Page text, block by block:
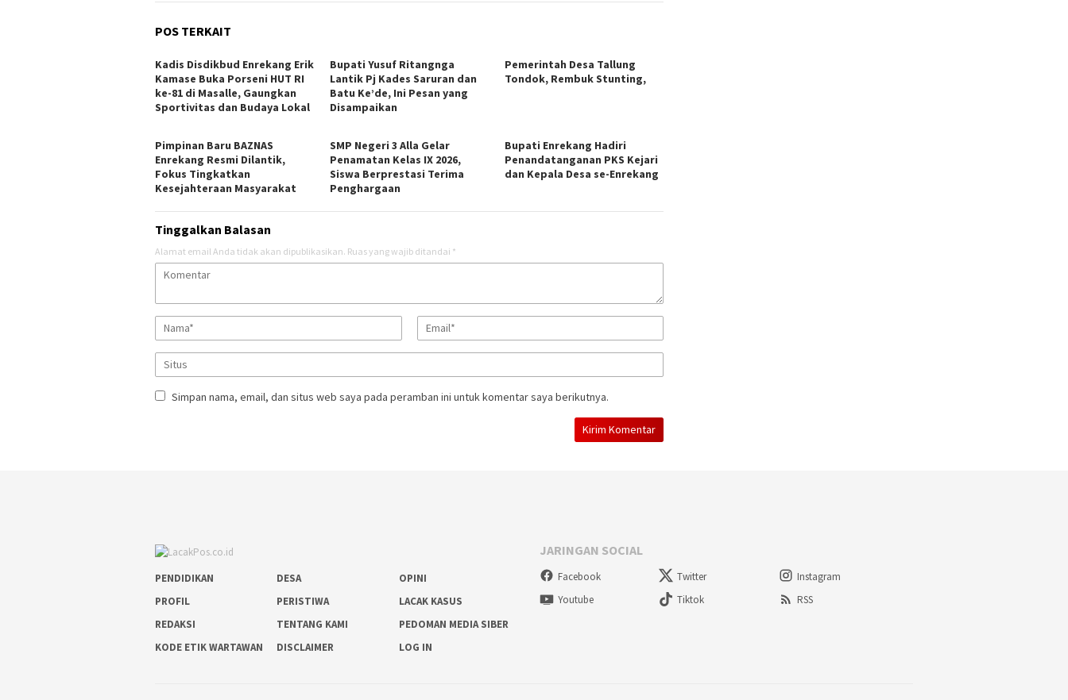
POS TERKAIT
Kadis Disdikbud Enrekang Erik
Kamase Buka Porseni HUT RI
ke-81 di Masalle, Gaungkan
Sportivitas dan Budaya Lokal
Bupati Yusuf Ritangnga
Lantik Pj Kades Saruran dan
Batu Ke’de, Ini Pesan yang
Disampaikan
Pemerintah Desa Tallung
Tondok, Rembuk Stunting,
Pimpinan Baru BAZNAS
Enrekang Resmi Dilantik,
Fokus Tingkatkan
Kesejahteraan Masyarakat
SMP Negeri 3 Alla Gelar
Penamatan Kelas IX 2026,
Siswa Berprestasi Terima
Penghargaan
Bupati Enrekang Hadiri
Penandatanganan PKS Kejari
dan Kepala Desa se-Enrekang
Tinggalkan Balasan
Alamat email Anda tidak akan dipublikasikan. Ruas yang wajib ditandai *
Simpan nama, email, dan situs web saya pada peramban ini untuk komentar saya berikutnya.
PENDIDIKAN DESA
OPINI
PROFIL
PERISTIWA
LACAK KASUS
REDAKSI
TENTANG KAMI
PEDOMAN MEDIA SIBER
KODE ETIK WARTAWAN
DISCLAIMER LOG IN
JARINGAN SOCIAL
Facebook Twitter
Instagram
Youtube
Tiktok RSS